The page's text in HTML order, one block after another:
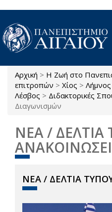
Παράκαμψη προς το κυρίως
Είστε εδώ
Αρχική > Η Ζωή στο
επιτροπών > Χίος > Λήμνος
Λέσβος > Διδακτορικές
Διαγωνισμών
ΝΕΑ / ΔΕΛΤΙΑ
ΝΕΑ / ΔΕΛΤΙΑ